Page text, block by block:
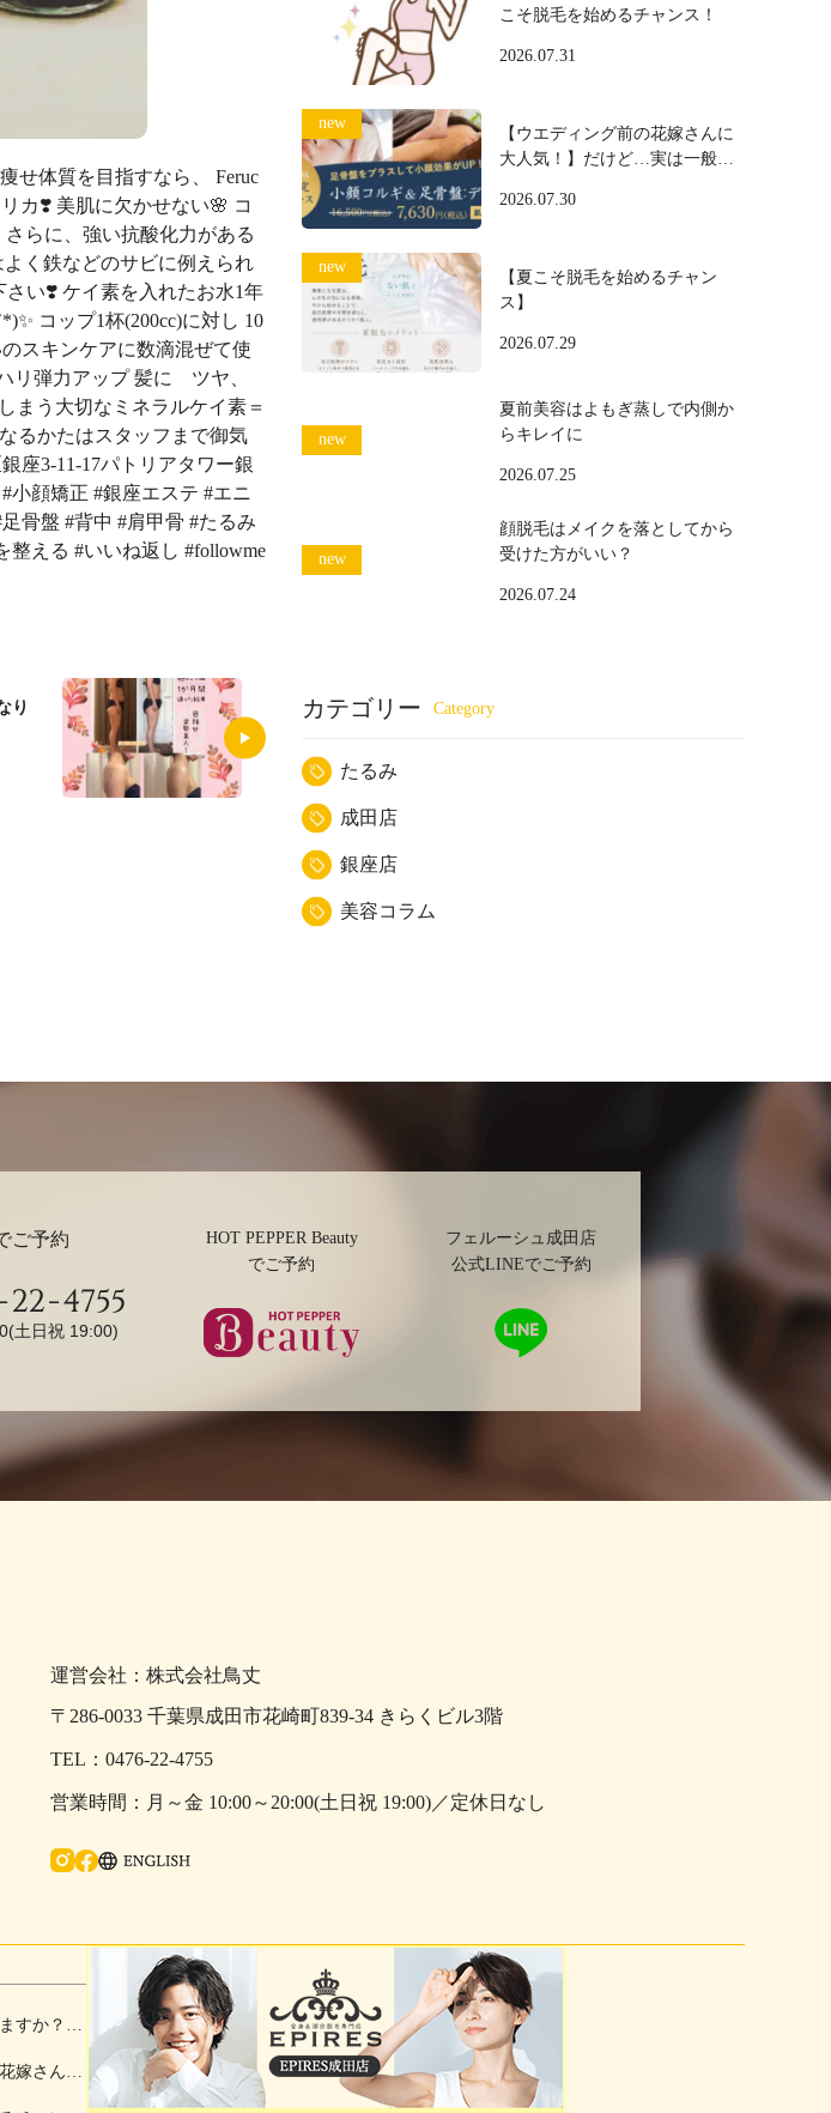
せ体質を目指すなら、 Feruc
カ❣️ 美肌に欠かせない🌸 コ
らに、強い抗酸化力がある
く鉄などのサビに例えられ
い❣️ ケイ素を入れたお水1年
コップ1杯(200cc)に対し 10
スキンケアに数滴混ぜて使
弾力アップ 髪に ツヤ、
う大切なミネラルケイ素＝
るかたはスタッフまで御気
座3-11-17パトリアタワー銀
小顔矯正 #銀座エステ #エニ
骨盤 #背中 #肩甲骨 #たるみ
整える #いいね返し #followme
り
こそ脱毛を始めるチャンス！
2026.07.31
【ウエディング前の花嫁さんに
大人気！】だけど…実は一般の
2026.07.30
【夏こそ脱毛を始めるチャン
ス】
2026.07.29
夏前美容はよもぎ蒸しで内側か
らキレイに
2026.07.25
顔脱毛はメイクを落としてから
受けた方がいい？
2026.07.24
カテゴリー
たるみ
成田店
銀座店
美容コラム
ご予約
22-4755
土日祝 19:00)
HOT PEPPER Beauty
でご予約
ューティーで予約
フェルーシュ成田店
公式LINEでご予約
で予
運営会社：株式会社鳥丈
〒286-0033 千葉県成田市花崎町839-34 きらくビル3階
0476-22-4755
月～金 10:00～20:00(土日祝 19:00)／定休日なし
すか？夏
ス！
嫁さんに